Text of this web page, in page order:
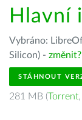
Hlavní
Vybráno:
Silicon) - změnit?
STÁHNOUT
281 MB (Torrent,